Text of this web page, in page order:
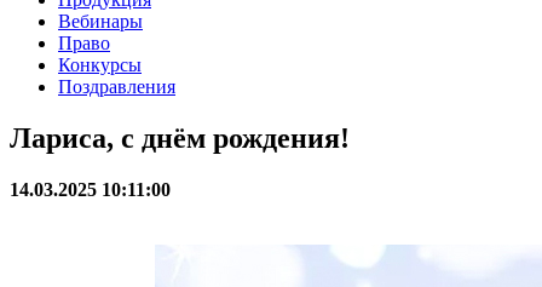
Вебинары
Право
Конкурсы
Поздравления
Лариса, с днём рождения!
14.03.2025 10:11:00